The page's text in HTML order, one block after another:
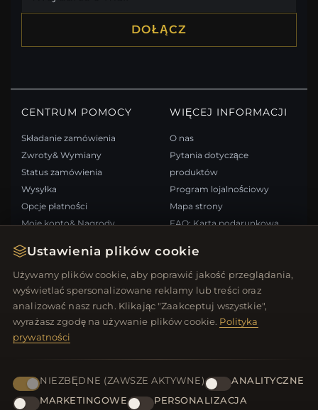
Ustawienia plików cookie
Używamy plików cookie, aby poprawić jakość przeglądania,
wyświetlać spersonalizowane reklamy lub treści oraz
analizować nasz ruch. Klikając "Zaakceptuj wszystkie",
wyrażasz zgodę na używanie plików cookie. Polityka
prywatności
NIEZBĘDNE (ZAWSZE AKTYWNE)
ANALITYCZNE
MARKETINGOWE
PERSONALIZACJA
DOŁĄCZ
CENTRUM POMOCY
Składanie zamówienia
Zwroty& Wymiany
Status zamówienia
Wysyłka
Opcje płatności
Moje konto& Nagrody
WIĘCEJ INFORMACJI
O nas
Pytania dotyczące
produktów
Program lojalnościowy
Mapa strony
FAQ: Karta podarunkowa
Wypisz się z newslettera
SZYBKIE LINKI
Nowe produkty
Oferty specjalne
Recenzje
Zaloguj się
ŚLEDŹ NAS